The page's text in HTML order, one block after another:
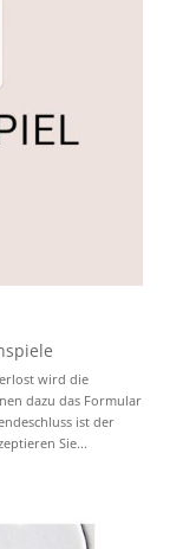
wird die
dazu das Formular
ist der
Sie...